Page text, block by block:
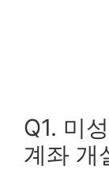
Q1. 미
계좌 개